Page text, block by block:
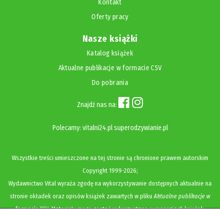
Kontakt
Oferty pracy
Nasze książki
Katalog książek
Aktualne publikacje w formacie CSV
Do pobrania
Znajdź nas na:
Polecamy: vitalni24.pl superodzywianie.pl
Wszystkie treści umieszczone na tej stronie są chronione prawem autorskim
Copyright1999-2026;
Wydawnictwo Vital wyraża zgodę na wykorzystywanie dostępnych aktualnie na
stronie okładek oraz opisów książek zawartych w pliku Aktualne publikacje w
formacie CSV. Materiały mogą zostać wykorzystane w recenzjach książek,